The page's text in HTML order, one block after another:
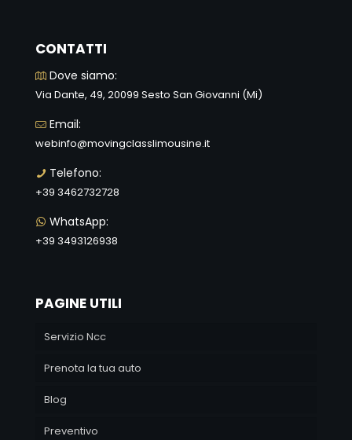
CONTATTI
Dove siamo:
Via Dante, 49, 20099 Sesto San Giovanni (Mi)
Email:
webinfo@movingclasslimousine.it
Telefono:
+39 3462732728
WhatsApp:
+39 3493126938
PAGINE UTILI
Servizio Ncc
Prenota la tua auto
Blog
Preventivo